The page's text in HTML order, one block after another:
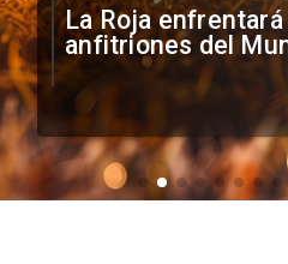
La Roja enfrentará
anfitriones del